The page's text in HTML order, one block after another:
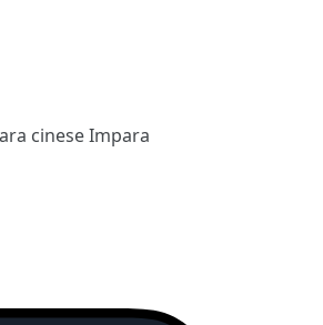
cineseImpara